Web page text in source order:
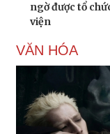
ngờ được tổ
viện
VĂN HÓA